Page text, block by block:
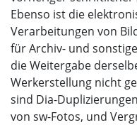
Ebenso ist die
Verarbeitungen von
für Archiv- und
die Weitergabe
Werkerstellung nicht
sind Dia-
von sw-Fotos, und